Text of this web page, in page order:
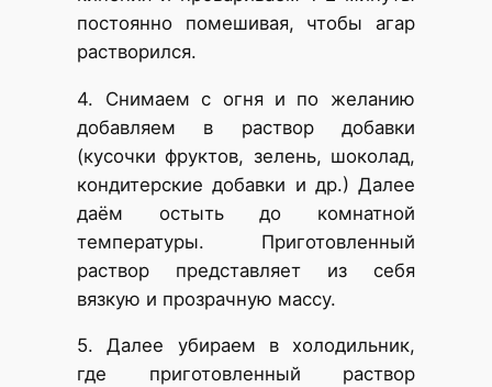
постоянно помешивая, чтобы агар
растворился.
4. Снимаем с огня и по желанию
добавляем в раствор добавки
(кусочки фруктов, зелень, шоколад,
кондитерские добавки и др.) Далее
даём остыть до комнатной
температуры. Приготовленный
раствор представляет из себя
вязкую и прозрачную массу.
5. Далее убираем в холодильник,
где приготовленный раствор